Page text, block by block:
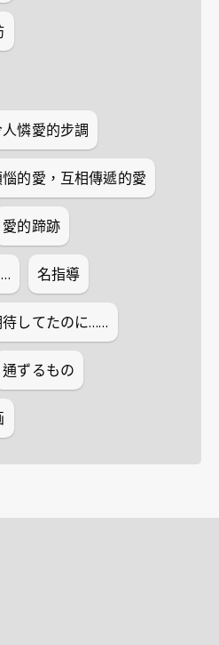
憐愛的步調
的愛，互相傳遞的愛
愛的蹄跡
名指導
してたのに……
通ずるもの